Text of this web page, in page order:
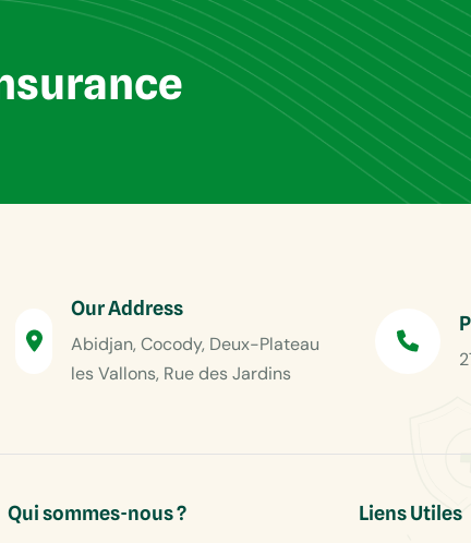
21
Our Address
Abidjan, Cocody, Deux-Plateau
les Vallons, Rue des Jardins
Qui sommes-nous ? Liens Utiles